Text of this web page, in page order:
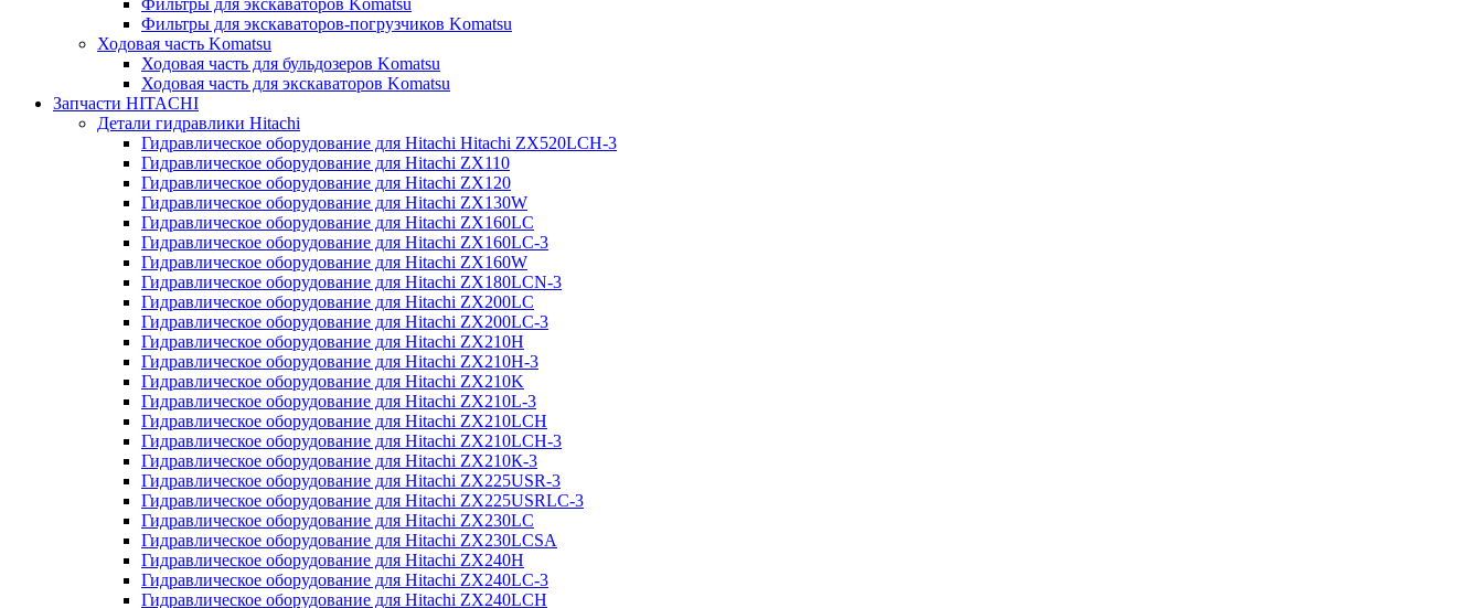
Фильтры для экскаваторов Komatsu
Фильтры для экскаваторов-погрузчиков Komatsu
Ходовая часть Komatsu
Ходовая часть для бульдозеров Komatsu
Ходовая часть для экскаваторов Komatsu
Запчасти HITACHI
Детали гидравлики Hitachi
Гидравлическое оборудование для Hitachi Hitachi ZX520LCH-3
Гидравлическое оборудование для Hitachi ZX110
Гидравлическое оборудование для Hitachi ZX120
Гидравлическое оборудование для Hitachi ZX130W
Гидравлическое оборудование для Hitachi ZX160LC
Гидравлическое оборудование для Hitachi ZX160LC-3
Гидравлическое оборудование для Hitachi ZX160W
Гидравлическое оборудование для Hitachi ZX180LCN-3
Гидравлическое оборудование для Hitachi ZX200LC
Гидравлическое оборудование для Hitachi ZX200LC-3
Гидравлическое оборудование для Hitachi ZX210H
Гидравлическое оборудование для Hitachi ZX210H-3
Гидравлическое оборудование для Hitachi ZX210K
Гидравлическое оборудование для Hitachi ZX210L-3
Гидравлическое оборудование для Hitachi ZX210LCH
Гидравлическое оборудование для Hitachi ZX210LCH-3
Гидравлическое оборудование для Hitachi ZX210К-3
Гидравлическое оборудование для Hitachi ZX225USR-3
Гидравлическое оборудование для Hitachi ZX225USRLC-3
Гидравлическое оборудование для Hitachi ZX230LC
Гидравлическое оборудование для Hitachi ZX230LCSA
Гидравлическое оборудование для Hitachi ZX240H
Гидравлическое оборудование для Hitachi ZX240LC-3
Гидравлическое оборудование для Hitachi ZX240LCH